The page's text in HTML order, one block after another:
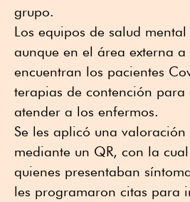
grupo.
Los equipos de salud
aunque en el área externa a
encuentran los pacientes
terapias de contención para
atender a los enfermos.
Se les aplicó una
mediante un QR, con la
quienes presentaban
les programaron citas para